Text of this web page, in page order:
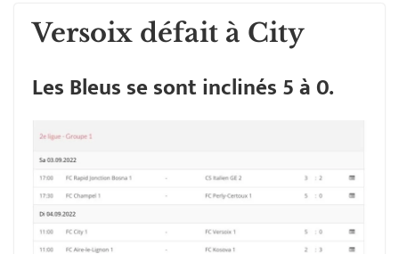
Versoix défait à City
Les Bleus se sont inclinés 5 à 0.